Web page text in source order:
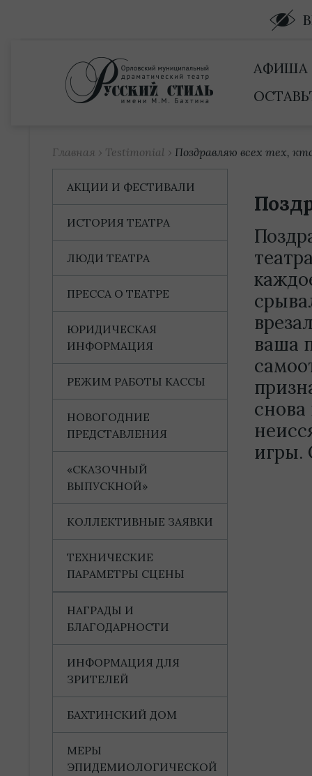
АФИША
Главная › Testimonial › Поздравляю всех тех,
ваша
игры.
АКЦИИ И ФЕСТИВАЛИ
ИСТОРИЯ ТЕАТРА
ЛЮДИ ТЕАТРА
ПРЕССА О ТЕАТРЕ
ЮРИДИЧЕСКАЯ
ИНФОРМАЦИЯ
РЕЖИМ РАБОТЫ КАССЫ
НОВОГОДНИЕ
ПРЕДСТАВЛЕНИЯ
«СКАЗОЧНЫЙ
ВЫПУСКНОЙ»
КОЛЛЕКТИВНЫЕ ЗАЯВКИ
ТЕХНИЧЕСКИЕ
ПАРАМЕТРЫ СЦЕНЫ
НАГРАДЫ И
БЛАГОДАРНОСТИ
ИНФОРМАЦИЯ ДЛЯ
ЗРИТЕЛЕЙ
БАХТИНСКИЙ ДОМ
МЕРЫ
ЭПИДЕМИОЛОГИЧЕСКОЙ